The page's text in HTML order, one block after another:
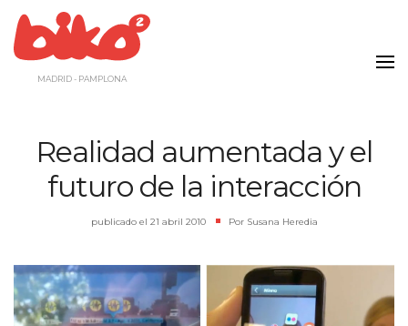
contenido
MADRID - PAMPLONA
Realidad aumentada y el
futuro de la interacción
publicado el 21 abril 2010 | Por Susana Heredia